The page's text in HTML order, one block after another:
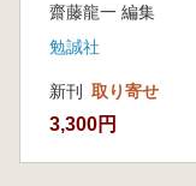
齋藤龍一 編集
勉誠社
新刊 取り寄せ
3,300円